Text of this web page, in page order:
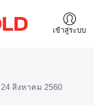
เข้าสู่ระบบ
สิงหาคม 2560